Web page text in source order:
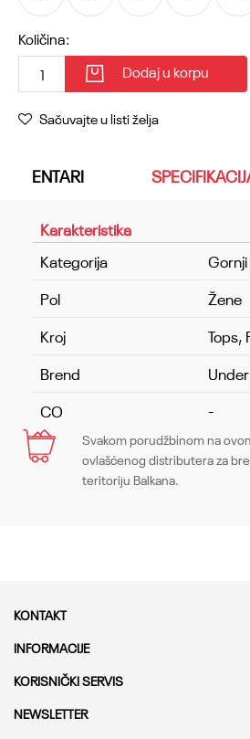
Količina:
Dodaj u korpu
Sačuvajte u listi želja
Karakteristika
Kategorija
Pol
Žene
Kroj
Tops,
Brend
CO
-
Ime/Nadimak
Svakom porudžbinom na
ovlašćenog distributera za
teritoriju Balkana.
KONTAKT
Kvantum Sport d.o.o.
Adresa
11000 Beograd
INFORMACIJE
O nama
KORISNIČKI SERVIS
Provera statusa pošiljke
NEWSLETTER